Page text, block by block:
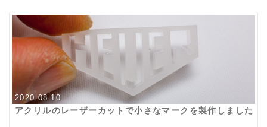
2020.08.10
アクリルのレーザーカットで小さなマークを製作しました